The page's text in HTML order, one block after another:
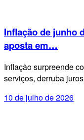
Inflação de junho
aposta em…
Inflação surpreende
serviços, derruba
10 de julho de 2026